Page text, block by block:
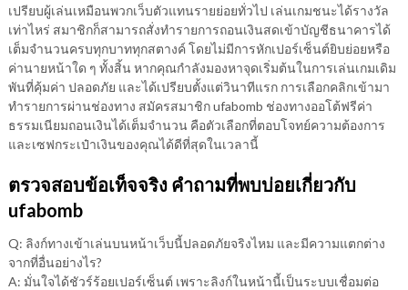
เปรียบผู้เล่นเหมือนพวกเว็บตัวแทนรายย่อยทั่วไป เล่นเกมชนะได้รางวัล
เท่าไหร่ สมาชิกก็สามารถสั่งทำรายการถอนเงินสดเข้าบัญชีธนาคารได้
เต็มจำนวนครบทุกบาททุกสตางค์ โดยไม่มีการหักเปอร์เซ็นต์ยิบย่อยหรือ
ค่านายหน้าใด ๆ ทั้งสิ้น หากคุณกำลังมองหาจุดเริ่มต้นในการเล่นเกมเดิม
พันที่คุ้มค่า ปลอดภัย และได้เปรียบตั้งแต่วินาทีแรก การเลือกคลิกเข้ามา
ทำรายการผ่านช่องทาง สมัครสมาชิก ufabomb ช่องทางออโต้ฟรีค่า
ธรรมเนียมถอนเงินได้เต็มจำนวน คือตัวเลือกที่ตอบโจทย์ความต้องการ
และเซฟกระเป๋าเงินของคุณได้ดีที่สุดในเวลานี้
ตรวจสอบข้อเท็จจริง คำถามที่พบบ่อยเกี่ยวกับ
ufabomb
Q: ลิงก์ทางเข้าเล่นบนหน้าเว็บนี้ปลอดภัยจริงไหม และมีความแตกต่าง
จากที่อื่นอย่างไร?
A: มั่นใจได้ชัวร์ร้อยเปอร์เซ็นต์ เพราะลิงก์ในหน้านี้เป็นระบบเชื่อมต่อ